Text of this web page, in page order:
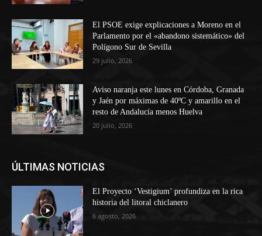
El PSOE exige explicaciones a Moreno en el
Parlamento por el «abandono sistemático» del
Polígono Sur de Sevilla
29 julio, 2026
Aviso naranja este lunes en Córdoba, Granada
y Jaén por máximas de 40ºC y amarillo en el
resto de Andalucía menos Huelva
20 julio, 2026
ÚLTIMAS NOTICIAS
El Proyecto ‘Vestigium’ profundiza en la rica
historia del litoral chiclanero
6 agosto, 2026